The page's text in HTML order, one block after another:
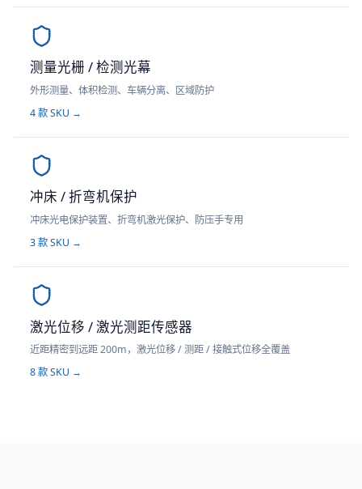
测量光栅 / 检测光幕
外形测量、体积检测、车辆分离、区域防护
4款 SKU →
冲床 / 折弯机保护
冲床光电保护装置、折弯机激光保护、防压手专用
3款 SKU →
激光位移 / 激光测距传感器
近距精密到远距 200m，激光位移 / 测距 / 接触式位移全覆盖
8款 SKU →